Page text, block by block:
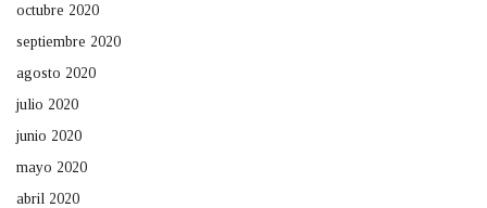
octubre 2020
septiembre 2020
agosto 2020
julio 2020
junio 2020
mayo 2020
abril 2020